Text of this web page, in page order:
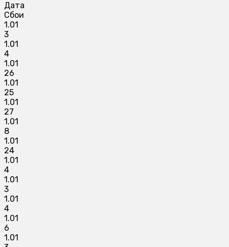
Дата
Сбои
1.01
3
1.01
4
1.01
26
1.01
25
1.01
27
1.01
8
1.01
24
1.01
4
1.01
3
1.01
4
1.01
6
1.01